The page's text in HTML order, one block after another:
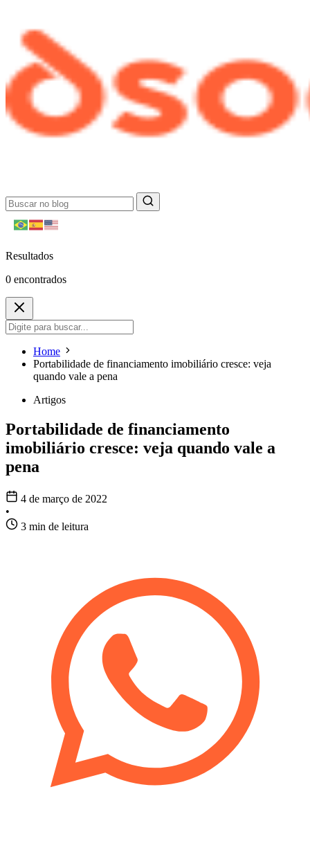
Resultados
0 encontrados
Home
Portabilidade de financiamento imobiliário cresce: veja
quando vale a pena
Artigos
Portabilidade de financiamento
imobiliário cresce: veja quando vale a
pena
4 de março de 2022
•
3 min de leitura